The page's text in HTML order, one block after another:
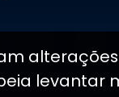
levantar